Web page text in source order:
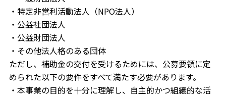
・特定非営利活動法人（NPO法人）
・公益社団法人
・公益財団法人
・その他法人格のある団体
ただし、補助金の交付を受けるためには、公募要領に定
められた以下の要件をすべて満たす必要があります。
・本事業の目的を十分に理解し、自主的かつ組織的な活